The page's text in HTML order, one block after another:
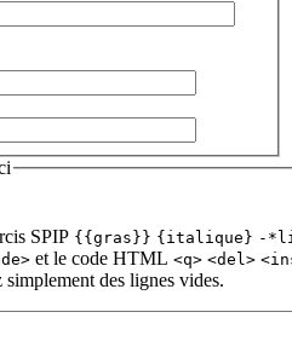
SPIP {{gras}} {italique} -
et le code HTML <q> <del>
simplement des lignes vides.